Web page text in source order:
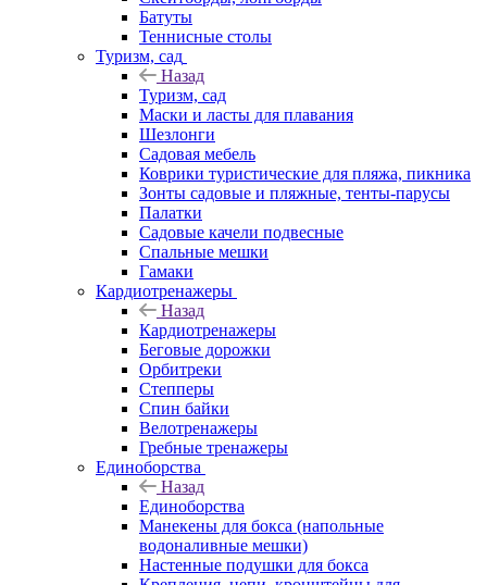
Батуты
Теннисные столы
Туризм, сад
Назад
Туризм, сад
Маски и ласты для плавания
Шезлонги
Садовая мебель
Коврики туристические для пляжа, пикника
Зонты садовые и пляжные, тенты-парусы
Палатки
Садовые качели подвесные
Спальные мешки
Гамаки
Кардиотренажеры
Назад
Кардиотренажеры
Беговые дорожки
Орбитреки
Степперы
Спин байки
Велотренажеры
Гребные тренажеры
Единоборства
Назад
Единоборства
Манекены для бокса (напольные
водоналивные мешки)
Настенные подушки для бокса